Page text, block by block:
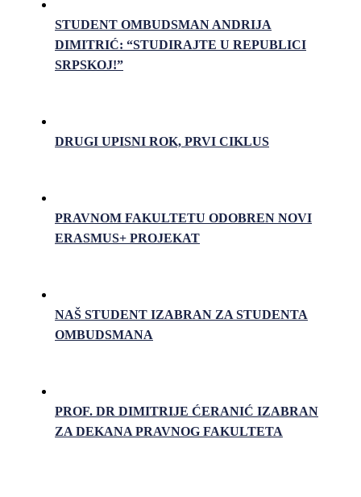
STUDENT OMBUDSMAN ANDRIJA
DIMITRIĆ: “STUDIRAJTE U REPUBLICI
SRPSKOJ!”
DRUGI UPISNI ROK, PRVI CIKLUS
PRAVNOM FAKULTETU ODOBREN NOVI
ERASMUS+ PROJEKAT
NAŠ STUDENT IZABRAN ZA STUDENTA
OMBUDSMANA
PROF. DR DIMITRIJE ĆERANIĆ IZABRAN
ZA DEKANA PRAVNOG FAKULTETA